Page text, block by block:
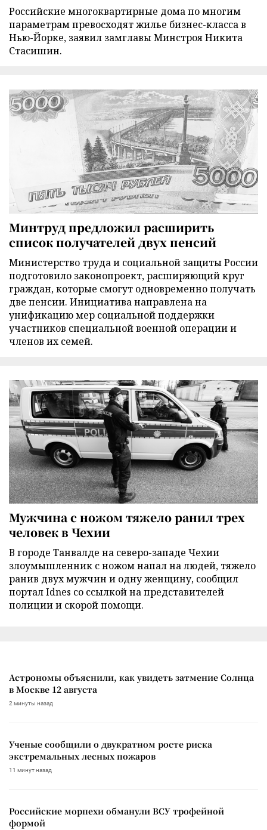
Российские многоквартирные дома по многим
параметрам превосходят жилье бизнес-класса в
Нью-Йорке, заявил замглавы Минстроя Никита
Стасишин.
Минтруд предложил расширить
список получателей двух пенсий
Министерство труда и социальной защиты России
подготовило законопроект, расширяющий круг
граждан, которые смогут одновременно получать
две пенсии. Инициатива направлена на
унификацию мер социальной поддержки
участников специальной военной операции и
членов их семей.
Мужчина с ножом тяжело ранил трех
человек в Чехии
В городе Танвалде на северо-западе Чехии
злоумышленник с ножом напал на людей, тяжело
ранив двух мужчин и одну женщину, сообщил
портал Idnes со ссылкой на представителей
полиции и скорой помощи.
Астрономы объяснили, как увидеть затмение Солнца
в Москве 12 августа
2 минуты назад
Ученые сообщили о двукратном росте риска
экстремальных лесных пожаров
11 минут назад
Российские морпехи обманули ВСУ трофейной
формой